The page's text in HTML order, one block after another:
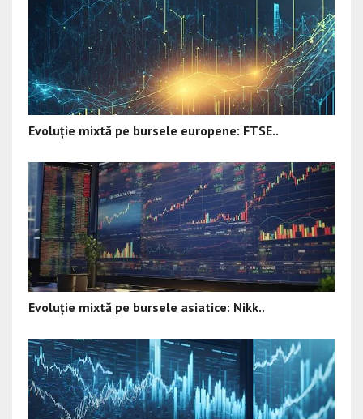
Evoluție mixtă pe bursele europene: FTSE..
Evoluție mixtă pe bursele asiatice: Nikk..